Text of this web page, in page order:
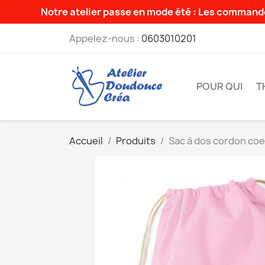
Notre atelier passe en mode été : Les
Appelez-nous : 0603010201
POUR QUI
Accueil Produits Sac à dos cordon